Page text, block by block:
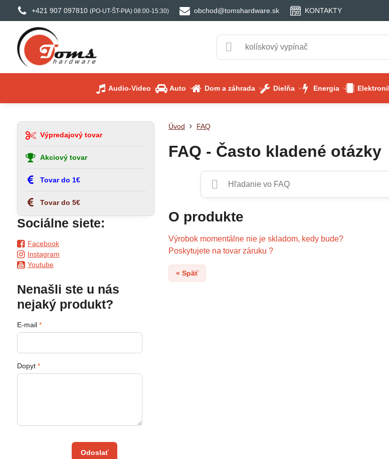
+421 907 097810 (PO-UT-ŠT-PIA) 08:00-15:30) obchod@tomshardware.sk KONTAKTY
Audio-Video Auto Dom a záhrada Dielňa Energia
Úvod FAQ
FAQ - Často kladené otázky
O produkte
Výrobok momentálne nie je skladom, kedy bude?
Poskytujete na tovar záruku ?
« Späť
Výpredajový tovar
Akciový tovar
Tovar do 1€
Tovar do 5€
Sociálne siete:
Facebook
Instagram
Youtube
Nenašli ste u nás
nejaký produkt?
E-mail *
Dopyt *
Odoslať